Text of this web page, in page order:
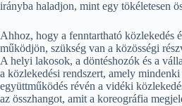
irányba haladjon, mint egy tökéletesen
Ahhoz, hogy a fenntartható közlekedés
működjön, szükség van a közösségi
A helyi lakosok, a döntéshozók és a
a közlekedési rendszert, amely
együttműködés révén a vidéki
az összhangot, amit a koreográfia